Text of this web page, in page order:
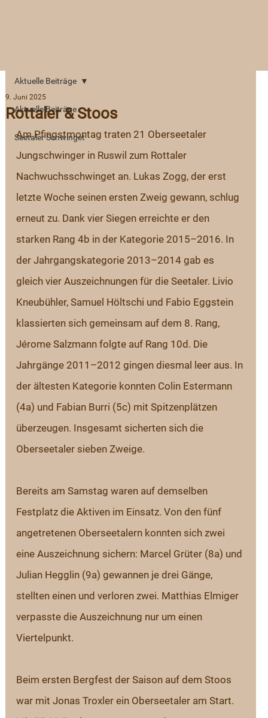
Aktuelle Beiträge
Seetaler Schwinget
Aktuelle Beiträge
Rottaler & Stoos
9. Juni 2025
Am Pfingstmontag traten 21 Oberseetaler
Jungschwinger in Ruswil zum Rottaler
Nachwuchsschwinget an. Lukas Zogg, der erst
letzte Woche seinen ersten Zweig gewann, schlug
erneut zu. Dank vier Siegen erreichte er den
starken Rang 4b in der Kategorie 2015–2016. In
der Jahrgangskategorie 2013–2014 gab es
gleich vier Auszeichnungen für die Seetaler. Livio
Kneubühler, Samuel Höltschi und Fabio Eggstein
klassierten sich gemeinsam auf dem 8. Rang,
Jérome Salzmann folgte auf Rang 10d. Die
Jahrgänge 2011–2012 gingen diesmal leer aus. In
der ältesten Kategorie konnten Colin Estermann
(4a) und Fabian Burri (5c) mit Spitzenplätzen
überzeugen. Insgesamt sicherten sich die
Oberseetaler sieben Zweige.
Bereits am Samstag waren auf demselben
Festplatz die Aktiven im Einsatz. Von den fünf
angetretenen Oberseetalern konnten sich zwei
eine Auszeichnung sichern: Marcel Grüter (8a) und
Julian Hegglin (9a) gewannen je drei Gänge,
stellten einen und verloren zwei. Matthias Elmiger
verpasste die Auszeichnung nur um einen
Viertelpunkt.
Beim ersten Bergfest der Saison auf dem Stoos
war mit Jonas Troxler ein Oberseetaler am Start.